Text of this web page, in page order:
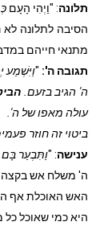
תלונה: "וַיְהִי הָעָם
הסיבה לתלונה
מתנאי חייהם
תגובה ה': "וַיִּשְׁמַע
ה' הגיב בזעם.
עולה מאפו של ה'.
ביטוי זה חוזר
ענישה: "וַתִּבְעַר בָּם
ה' משלח אש בקצה
האש האוכלת אף
היא כמי שאוכל כל